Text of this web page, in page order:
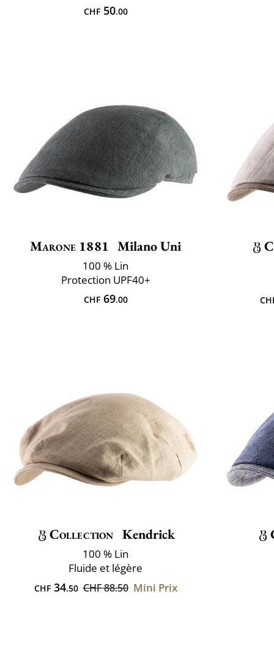
CHF50.00
Marone 1881 Milano Uni
100 % Lin
Protection UPF40+
CHF69.00
Collection Kendrick
100 % Lin
Fluide et légère
CHF34.50 CHF 88.50 Mini Prix